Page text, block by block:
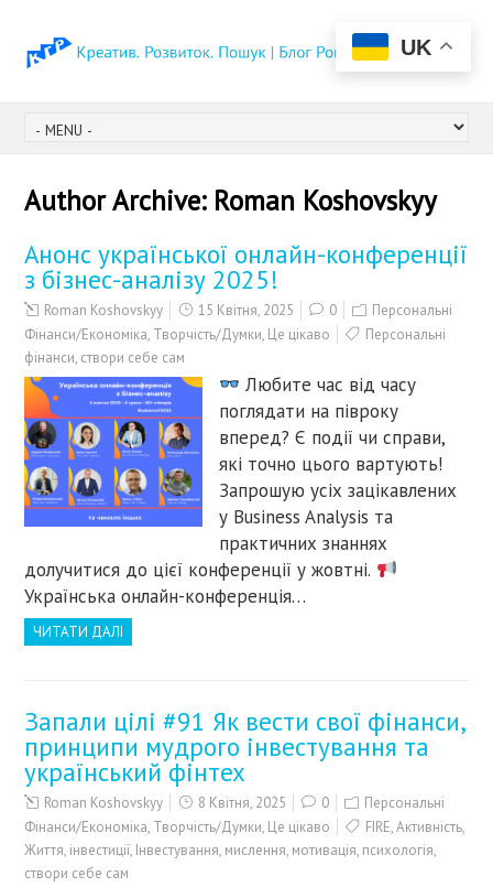
Author Archive: Roman Koshovskyy
Анонс української онлайн-конференції
з бізнес-аналізу 2025!
Roman Koshovskyy 15 Квітня, 2025 0
Персональні
Фінанси/Економіка, Творчість/Думки, Це цікаво
Персональні
фінанси, створи себе сам
Любите час від часу
поглядати на півроку
вперед? Є події чи справи,
які точно цього вартують!
Запрошую усіх зацікавлених
у Business Analysis та
практичних знаннях
долучитися до цієї конференції у жовтні.
Українська онлайн-конференція…
ЧИТАТИ ДАЛІ
Запали цілі #91 Як вести свої фінанси,
принципи мудрого інвестування та
український фінтех
Roman Koshovskyy 8 Квітня, 2025 0
Персональні
Фінанси/Економіка, Творчість/Думки, Це цікаво FIRE,Активність,
Життя, інвестиції, Інвестування, мислення, мотивація, психологія,
створи себе сам
UK